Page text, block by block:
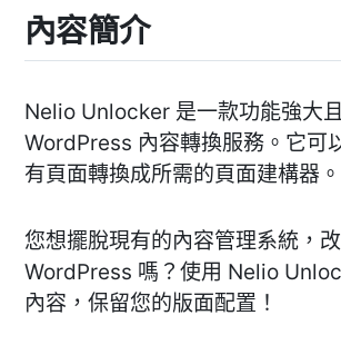
內容簡介
Nelio Unlocker 是一款功能強大
WordPress 內容轉換服務。它可
有頁面轉換成所需的頁面建構器。
您想擺脫現有的內容管理系統，
WordPress 嗎？使用 Nelio
內容，保留您的版面配置！